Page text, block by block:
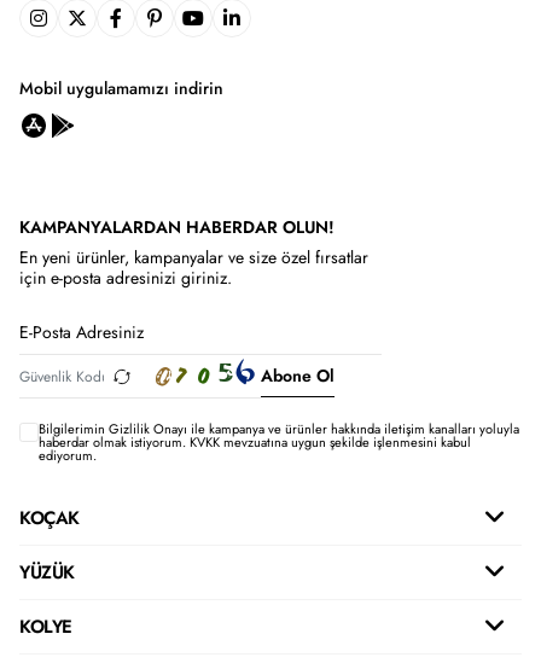
Mobil uygulamamızı indirin
KAMPANYALARDAN HABERDAR OLUN!
En yeni ürünler, kampanyalar ve size özel fırsatlar
için e-posta adresinizi giriniz.
Abone Ol
Bilgilerimin Gizlilik Onayı ile kampanya ve ürünler hakkında iletişim kanalları yoluyla
haberdar olmak istiyorum.KVKK mevzuatına uygun şekilde işlenmesini kabul
ediyorum.
KOÇAK
YÜZÜK
KOLYE